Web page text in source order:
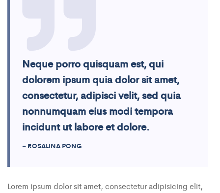
Neque porro quisquam est, qui
dolorem ipsum quia dolor sit amet,
consectetur, adipisci velit, sed quia
nonnumquam eius modi tempora
incidunt ut labore et dolore.
– ROSALINA PONG
Lorem ipsum dolor sit amet, consectetur adipisicing elit,